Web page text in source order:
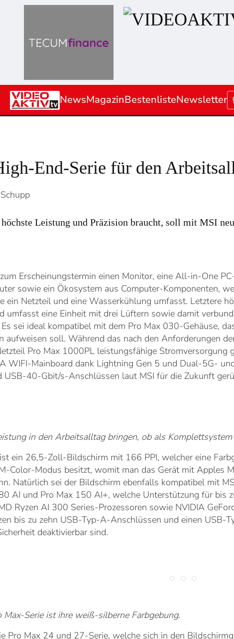
NewsMagazinBestenlisteNewsletter
End-Serie für den
Leistung und Präzision braucht, soll mit MSI
Erscheinungstermin einen Monitor, eine All-in-One
sowie ein Ökosystem aus Computer-Komponenten,
ein Netzteil und eine Wasserkühlung umfasst. Letztere
umfasst eine Einheit mit drei Lüftern sowie damit
sei ideal kompatibel mit dem Pro Max 030-Gehäuse,
aufweisen soll. Während das nach den Anforderungen
Pro Max 1000PL leistungsfähige Stromversorgung
WIFI-Mainboard dank Lightning Gen 5 und Dual-5G-
40-Gbit/s-Anschlüssen laut MSI für die Zukunft
in den Arbeitsalltag bringen, ob als
ein 26,5-Zoll-Bildschirm mit 166 PPI, welcher eine
Color-Modus besitzt, womit man das Gerät mit Apples
Natürlich sei der Bildschirm ebenfalls kompatibel mit
AI und Pro Max 150 AI+, welche Unterstützung für bis
Ryzen AI 300 Series-Prozessoren sowie NVIDIA
bis zu zehn USB-Typ-A-Anschlüssen und einen USB-
deaktivierbar sind.
Max-Serie ist ihre weiß-silberne Farbgebung.
Pro Max 24 und 27-Serie, welche sich in den